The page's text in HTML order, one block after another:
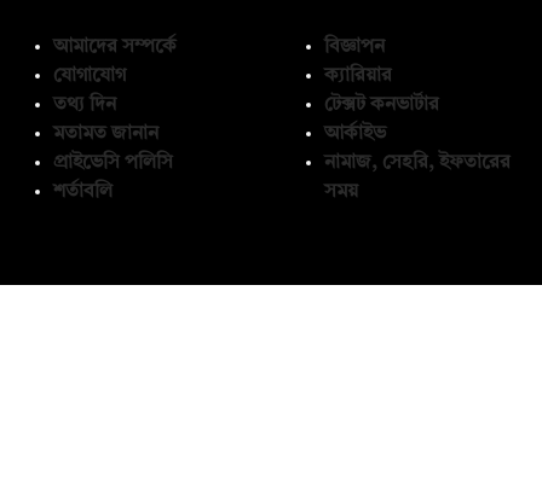
আমাদের সম্পর্কে
যোগাযোগ
তথ্য দিন
মতামত জানান
প্রাইভেসি পলিসি
শর্তাবলি
বিজ্ঞাপন
ক্যারিয়ার
টেক্সট কনভার্টার
আর্কাইভ
নামাজ, সেহরি, ইফতারের
সময়